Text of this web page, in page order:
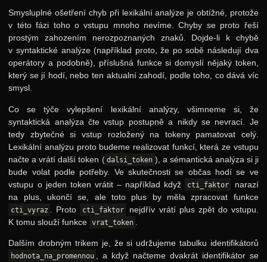
Smysluplné ošetření chyb při lexikální analýze je obtížné, protože
v této fázi toho o vstupu mnoho nevíme. Chyby se proto řeší
prostým zahozením nerozpoznaných znaků. Dojde-li k chybě
v syntaktické analýze (například proto, že po sobě následují dva
operátory a podobně), příslušná funkce si domyslí nějaký token,
který se jí hodí, nebo ten aktualní zahodí, podle toho, co dává víc
smysl.
Co se týče vylepšení lexikální analýzy, všimneme si, že
syntaktická analýza čte vstup postupně a nikdy se nevrací. Je
tedy zbytečné si vstup rozložený na tokeny pamatovat celý.
Lexikální analýzu proto budeme realizovat funkcí, která ze vstupu
načte a vrátí další token ( dalsi_token ), a sémantická analýza si ji
bude volat podle potřeby. Ve skutečnosti se občas hodí se ve
vstupu o jeden token vrátit – například když
cti_faktor
narazí
na plus, ukončí se, ale toto plus by měla zpracovat funkce
cti_vyraz . Proto cti_faktor
nejdřív vrátí plus zpět do vstupu.
K tomu slouží funkce vrat_token
Dalším drobným trikem je, že si udržujeme tabulku identifikátorů
hodnota_na_promennou
, a když načteme dvakrát identifikátor se